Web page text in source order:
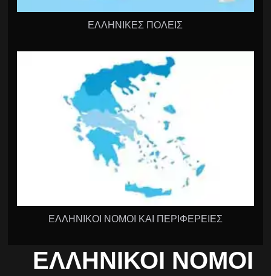
ΕΛΛΗΝΙΚΕΣ ΠΟΛΕΙΣ
ΕΛΛΗΝΙΚΟΙ ΝΟΜΟΙ ΚΑΙ ΠΕΡΙΦΕΡΕΙΕΣ
ΕΛΛΗΝΙΚΟΊ ΝΟΜΟΊ